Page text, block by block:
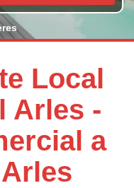
Local
Arles -
a